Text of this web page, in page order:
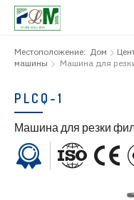
Местоположение: Дом
машины
Машина для
PLCQ-1
Машина для резки